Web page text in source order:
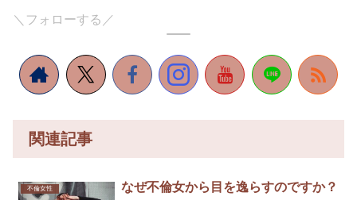
＼フォローする／
関連記事
不倫女性 なぜ不倫女から目を逸らすのですか？